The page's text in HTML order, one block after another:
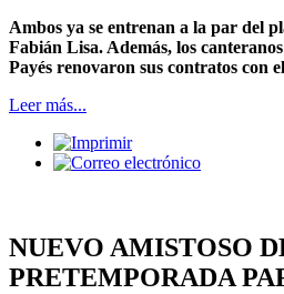
Ambos ya se entrenan a la par del
Fabián Lisa. Además, los
Payés renovaron sus contratos con
Leer más...
NUEVO AMISTOSO
PRETEMPORADA